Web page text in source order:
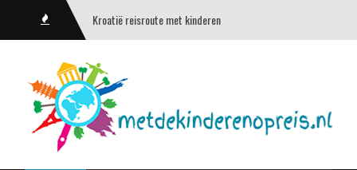
Kroatië reisroute met kinderen